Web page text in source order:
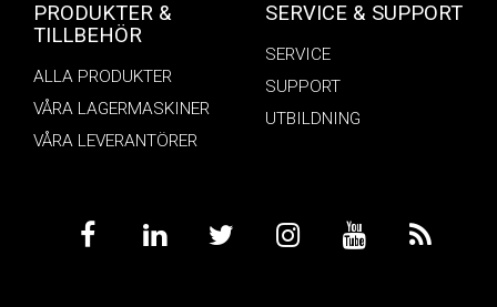
PRODUKTER &
TILLBEHÖR
ALLA PRODUKTER
VÅRA LAGERMASKINER
VÅRA LEVERANTÖRER
SERVICE & SUPPORT
SERVICE
SUPPORT
UTBILDNING